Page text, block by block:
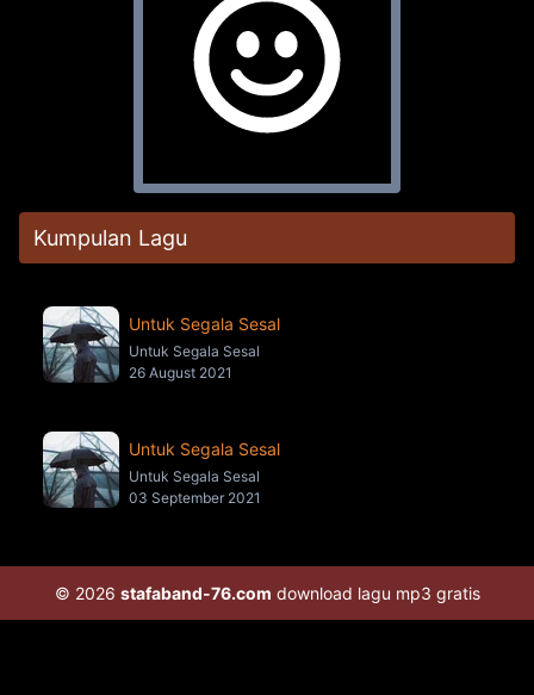
Kumpulan Lagu
Untuk Segala Sesal
Untuk Segala Sesal
26 August 2021
Untuk Segala Sesal
Untuk Segala Sesal
03 September 2021
© 2026 stafaband-76.com download lagu mp3 gratis